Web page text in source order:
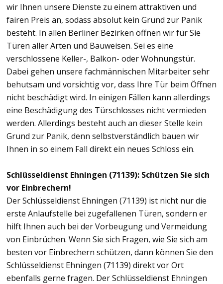
wir Ihnen unsere Dienste zu einem attraktiven und
fairen Preis an, sodass absolut kein Grund zur Panik
besteht. In allen Berliner Bezirken öffnen wir für Sie
Türen aller Arten und Bauweisen. Sei es eine
verschlossene Keller-, Balkon- oder Wohnungstür.
Dabei gehen unsere fachmännischen Mitarbeiter sehr
behutsam und vorsichtig vor, dass Ihre Tür beim Öffnen
nicht beschädigt wird. In einigen Fällen kann allerdings
eine Beschädigung des Türschlosses nicht vermieden
werden. Allerdings besteht auch an dieser Stelle kein
Grund zur Panik, denn selbstverständlich bauen wir
Ihnen in so einem Fall direkt ein neues Schloss ein.
Schlüsseldienst Ehningen (71139): Schützen Sie sich
vor Einbrechern!
Der Schlüsseldienst Ehningen (71139) ist nicht nur die
erste Anlaufstelle bei zugefallenen Türen, sondern er
hilft Ihnen auch bei der Vorbeugung und Vermeidung
von Einbrüchen. Wenn Sie sich Fragen, wie Sie sich am
besten vor Einbrechern schützen, dann können Sie den
Schlüsseldienst Ehningen (71139) direkt vor Ort
ebenfalls gerne fragen. Der Schlüsseldienst Ehningen